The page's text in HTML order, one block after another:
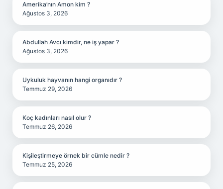
Amerika’nın Amon kim ?
Ağustos 3, 2026
Abdullah Avcı kimdir, ne iş yapar ?
Ağustos 3, 2026
Uykuluk hayvanın hangi organıdır ?
Temmuz 29, 2026
Koç kadınları nasıl olur ?
Temmuz 26, 2026
Kişileştirmeye örnek bir cümle nedir ?
Temmuz 25, 2026